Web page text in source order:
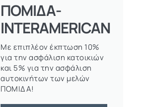
ΠΟΜΙΔΑ-
INTERAMERICAN
Με επιπλέον έκπτωση 10%
για την ασφάλιση κατοικιών
και 5% για την ασφάλιση
αυτοκινήτων των μελών
ΠΟΜΙΔΑ!